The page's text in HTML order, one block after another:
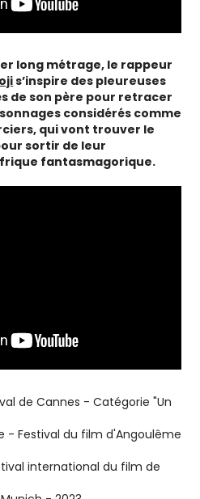
long métrage, le rappeur
s’inspire des pleureuses
de son père pour retracer
considérés comme
qui vont trouver le
sortir de leur
fantasmagorique.
de Cannes - Catégorie "Un
- Festival du film d'Angoulême
international du film de